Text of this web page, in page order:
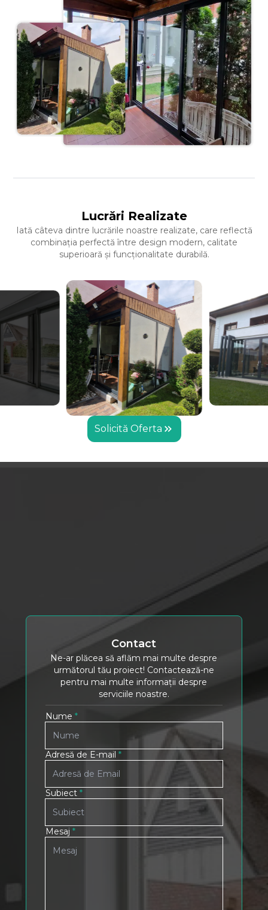
Lucrări Realizate
Iată câteva dintre lucrările noastre realizate, care reflectă
combinația perfectă între design modern, calitate
superioară și funcționalitate durabilă.
Solicită Oferta
Contact
Ne-ar plăcea să aflăm mai multe despre
următorul tău proiect! Contactează-ne
pentru mai multe informații despre
serviciile noastre.
Nume *
Adresă de E-mail *
Subiect *
Mesaj *